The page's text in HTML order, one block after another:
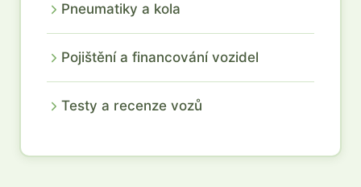
Pneumatiky a kola
Pojištění a financování vozidel
Testy a recenze vozů